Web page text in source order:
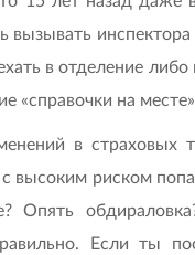
вызывать
в отделение либо
«справочки на
в страховых
высоким риском
Опять
Если ты